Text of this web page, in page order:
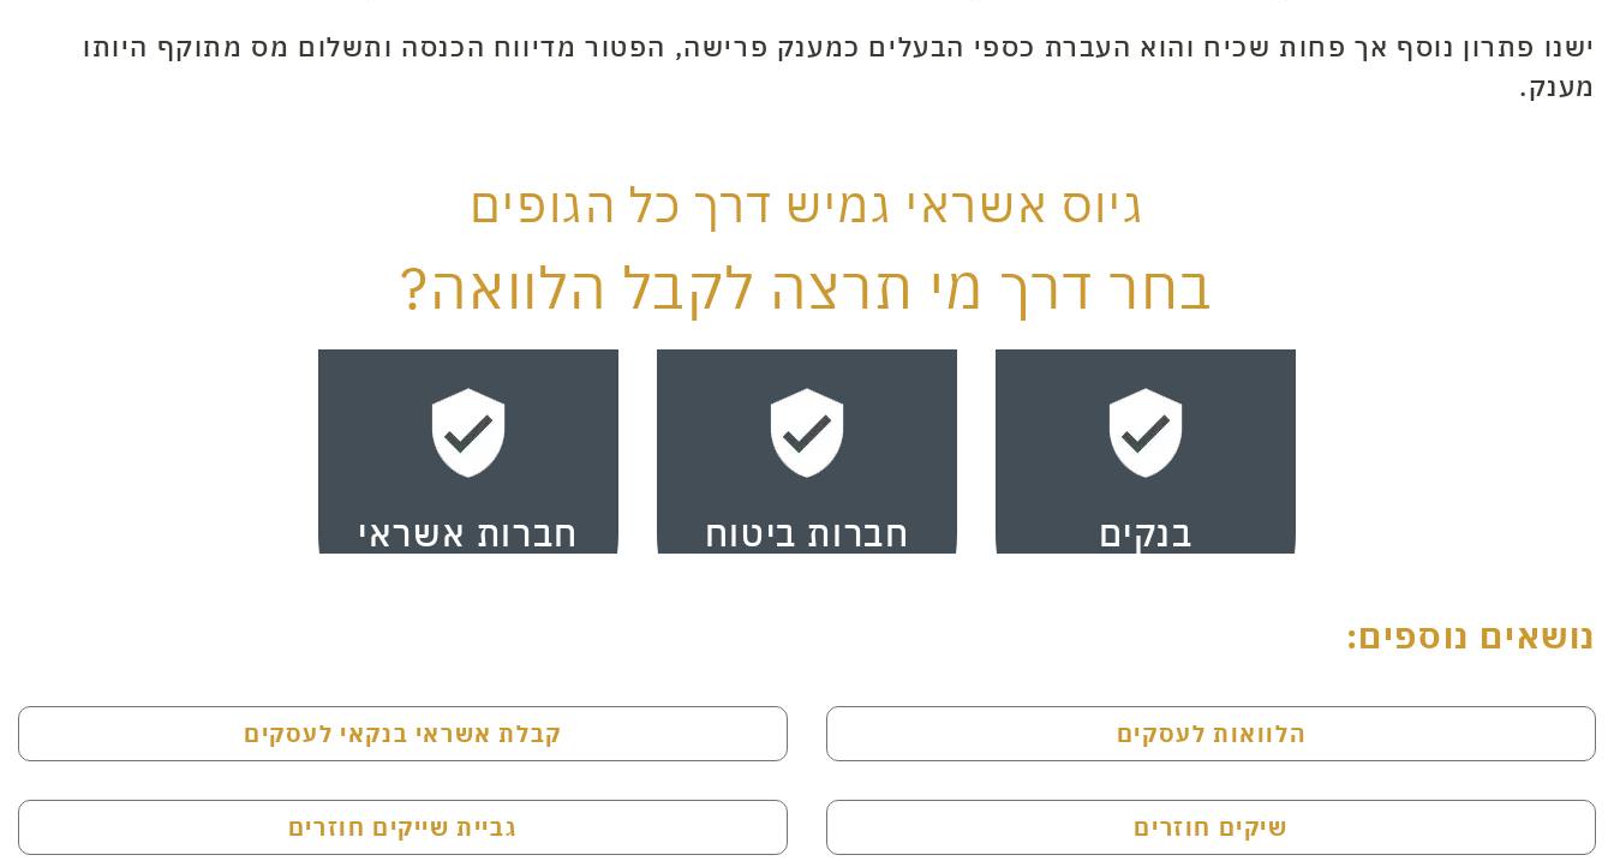
ישנו פתרון נוסף אך פחות שכיח והוא העברת כספי הבעלים כמענק פרישה, הפטור מדיווח הכנסה ותשלום מס מתוקף היותו
מענק.
גיוס אשראי גמיש דרך כל הגופים
בחר דרך מי תרצה לקבל הלוואה?
בנקים חברות ביטוח חברות אשראי
נושאים נוספים:
הלוואות לעסקים קבלת אשראי בנקאי לעסקים
שיקים חוזרים גביית שייקים חוזרים